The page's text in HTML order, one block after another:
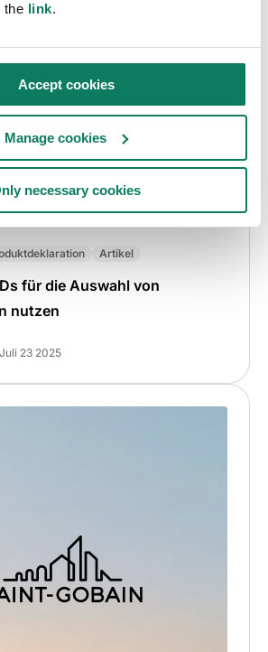
the link.
Accept cookies
Manage cookies
necessary cookies
Artikel
für die Auswahl von
nutzen
23 2025